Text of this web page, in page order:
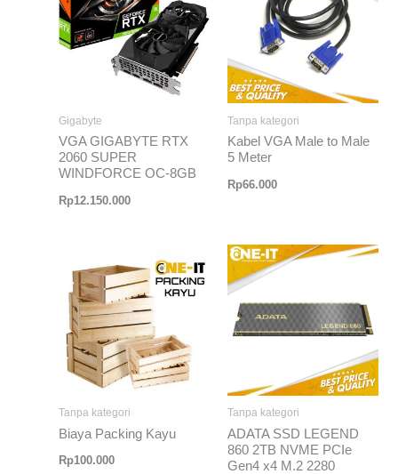
Gigabyte
VGA GIGABYTE RTX
2060 SUPER
WINDFORCE OC-8GB
Rp12.150.000
Tanpa kategori
Kabel VGA Male to Male
5 Meter
Rp66.000
Tanpa kategori
Biaya Packing Kayu
Rp100.000
Tanpa kategori
ADATA SSD LEGEND
860 2TB NVME PCIe
Gen4 x4 M.2 2280